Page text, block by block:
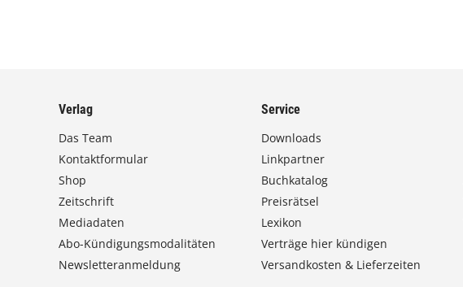
Verlag
Das Team
Kontaktformular
Shop
Zeitschrift
Mediadaten
Abo-Kündigungsmodalitäten
Newsletteranmeldung
Service
Downloads
Linkpartner
Buchkatalog
Preisrätsel
Lexikon
Verträge hier kündigen
Versandkosten & Lieferzeiten